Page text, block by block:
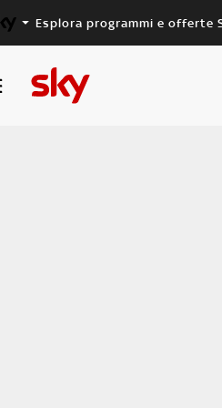
Esplora programmi e offerte